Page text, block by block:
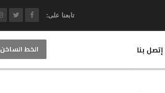
تابعنا على:
إتصل بنا الخط الساخن